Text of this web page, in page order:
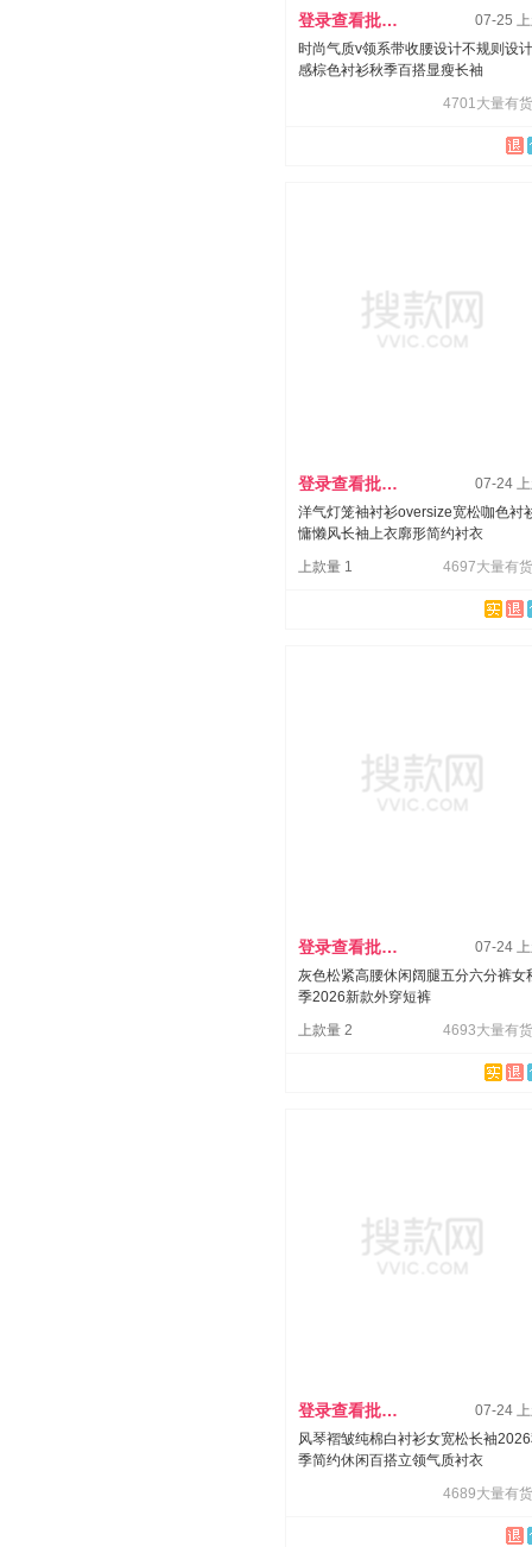
登录查看批发价
07-25
时尚气质v领系带收腰设计不规则设计
感棕色衬衫秋季百搭显瘦长袖
4701大量有
登录查看批发价
07-24
洋气灯笼袖衬衫oversize宽松咖色衬
慵懒风长袖上衣廓形简约衬衣
上款量 1
4697大量有
登录查看批发价
07-24
灰色松紧高腰休闲阔腿五分六分裤女
季2026新款外穿短裤
上款量 2
4693大量有
登录查看批发价
07-24
风琴褶皱纯棉白衬衫女宽松长袖
季简约休闲百搭立领气质衬衣
4689大量有